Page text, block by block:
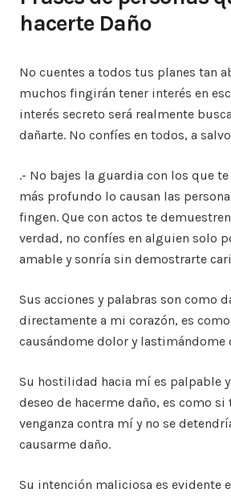
hacerte Daño
No cuentes a todos tus planes tan
muchos fingirán tener interés en
interés secreto será realmente
dañarte. No confíes en todos, a
.- No bajes la guardia con los que
más profundo lo causan las
fingen. Que con actos te
verdad, no confíes en alguien solo
amable y sonría sin demostrarte
Sus acciones y palabras son como
directamente a mi corazón, es
causándome dolor y lastimándome
Su hostilidad hacia mí es palpable
deseo de hacerme daño, es como si
venganza contra mí y no se
causarme daño.
Su intención maliciosa es evidente